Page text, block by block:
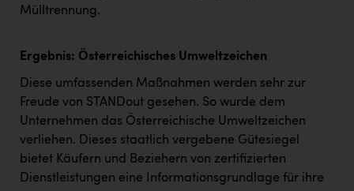
Wir besiegen Krebs
Wirtschaftskammer OÖ
ZGONC
ZULuft - Zukunft Luft Austria
Österreichisches Hebammengremium
Mülltrennung.
Ergebnis: Österreichisches Umweltzeichen
Diese umfassenden Maßnahmen werden sehr zur
Freude von STANDout gesehen. So wurde dem
Unternehmen das Österreichische Umweltzeichen
verliehen. Dieses staatlich vergebene Gütesiegel
bietet Käufern und Beziehern von zertifizierten
Dienstleistungen eine Informationsgrundlage für ihre